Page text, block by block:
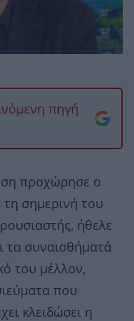
πηγή
προχώρησε ο
σημερινή του
ήθελε
τα συναισθήματά
του μέλλον,
που
κλειδώσει η